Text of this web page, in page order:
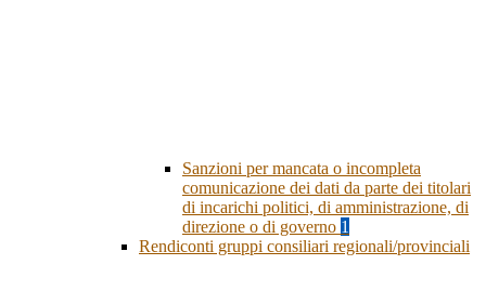
Sanzioni per mancata o incompleta
comunicazione dei dati da parte dei titolari
di incarichi politici, di amministrazione, di
direzione o di governo 1
Rendiconti gruppi consiliari regionali/provinciali